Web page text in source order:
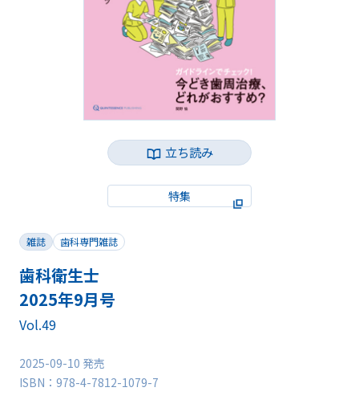
電子BOOK
著者一覧
立ち読み
特集
雑誌 歯科専門雑誌
歯科衛生士
2025年9月号
Vol.49
2025-09-10 発売
ISBN：978-4-7812-1079-7